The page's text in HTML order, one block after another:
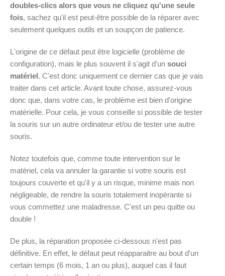
doubles-clics alors que vous ne cliquez qu'une seule
fois, sachez qu'il est peut-être possible de la réparer avec
seulement quelques outils et un soupçon de patience.
L'origine de ce défaut peut être logicielle (problème de
configuration), mais le plus souvent il s'agit d'un souci
matériel. C'est donc uniquement ce dernier cas que je vais
traiter dans cet article. Avant toute chose, assurez-vous
donc que, dans votre cas, le problème est bien d'origine
matérielle. Pour cela, je vous conseille si possible de tester
la souris sur un autre ordinateur et/ou de tester une autre
souris.
Notez toutefois que, comme toute intervention sur le
matériel, cela va annuler la garantie si votre souris est
toujours couverte et qu'il y a un risque, minime mais non
négligeable, de rendre la souris totalement inopérante si
vous commettez une maladresse. C'est un peu quitte ou
double !
De plus, la réparation proposée ci-dessous n'est pas
définitive. En effet, le défaut peut réapparaitre au bout d'un
certain temps (6 mois, 1 an ou plus), auquel cas il faut